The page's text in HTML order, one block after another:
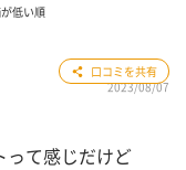
低い順
口コミを共有 3
2023/08/07
って感じだけど